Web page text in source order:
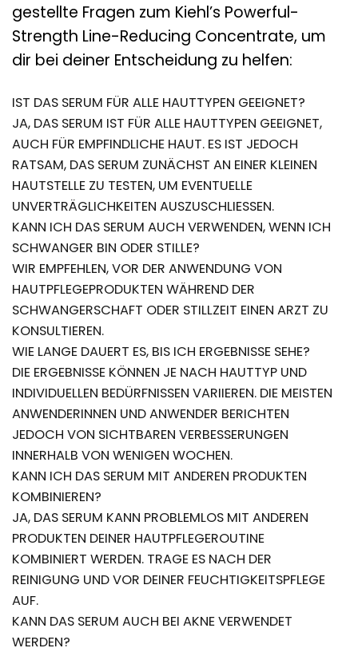
gestellte Fragen zum Kiehl’s Powerful-
Strength Line-Reducing Concentrate, um
dir bei deiner Entscheidung zu helfen:
IST DAS SERUM FÜR ALLE HAUTTYPEN GEEIGNET?
JA, DAS SERUM IST FÜR ALLE HAUTTYPEN GEEIGNET,
AUCH FÜR EMPFINDLICHE HAUT. ES IST JEDOCH
RATSAM, DAS SERUM ZUNÄCHST AN EINER KLEINEN
HAUTSTELLE ZU TESTEN, UM EVENTUELLE
UNVERTRÄGLICHKEITEN AUSZUSCHLIESSEN.
KANN ICH DAS SERUM AUCH VERWENDEN, WENN ICH
SCHWANGER BIN ODER STILLE?
WIR EMPFEHLEN, VOR DER ANWENDUNG VON
HAUTPFLEGEPRODUKTEN WÄHREND DER
SCHWANGERSCHAFT ODER STILLZEIT EINEN ARZT ZU
KONSULTIEREN.
WIE LANGE DAUERT ES, BIS ICH ERGEBNISSE SEHE?
DIE ERGEBNISSE KÖNNEN JE NACH HAUTTYP UND
INDIVIDUELLEN BEDÜRFNISSEN VARIIEREN. DIE MEISTEN
ANWENDERINNEN UND ANWENDER BERICHTEN
JEDOCH VON SICHTBAREN VERBESSERUNGEN
INNERHALB VON WENIGEN WOCHEN.
KANN ICH DAS SERUM MIT ANDEREN PRODUKTEN
KOMBINIEREN?
JA, DAS SERUM KANN PROBLEMLOS MIT ANDEREN
PRODUKTEN DEINER HAUTPFLEGEROUTINE
KOMBINIERT WERDEN. TRAGE ES NACH DER
REINIGUNG UND VOR DEINER FEUCHTIGKEITSPFLEGE
AUF.
KANN DAS SERUM AUCH BEI AKNE VERWENDET
WERDEN?